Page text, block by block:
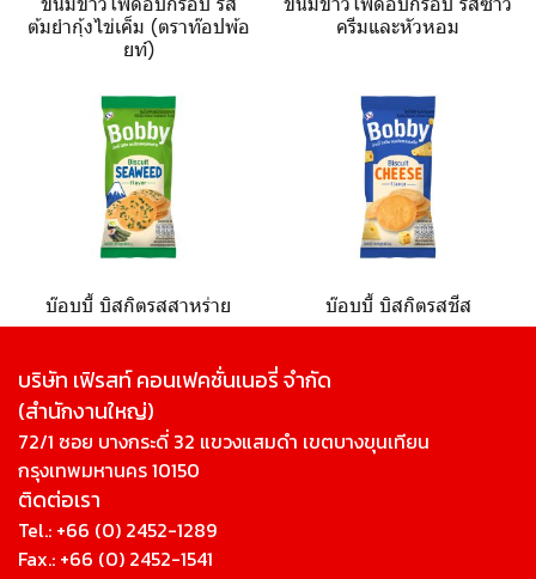
ต้มยำกุ้งไข่เค็ม (ตราท๊อปพ้อ
ยท์)
ครีมและหัวหอม
บ๊อบบี้ บิสกิตรสสาหร่าย บ๊อบบี้ บิสกิตรสชีส
บริษัท เฟิรสท์ คอนเฟคชั่นเนอรี่ จํากัด
(สํานักงานใหญ่)
72/1 ซอย บางกระดี่ 32 แขวงแสมดำ เขตบางขุนเทียน
กรุงเทพมหานคร 10150
ติดต่อเรา
Tel.: +66 (0) 2452-1289
Fax.: +66 (0) 2452-1541